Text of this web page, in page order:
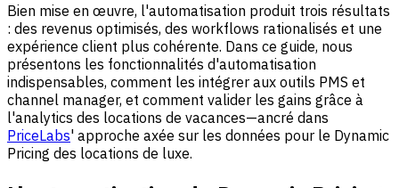
Bien mise en œuvre, l'automatisation produit trois résultats
: des revenus optimisés, des workflows rationalisés et une
expérience client plus cohérente. Dans ce guide, nous
présentons les fonctionnalités d'automatisation
indispensables, comment les intégrer aux outils PMS et
channel manager, et comment valider les gains grâce à
l'analytics des locations de vacances—ancré dans
PriceLabs' approche axée sur les données pour le Dynamic
Pricing des locations de luxe.